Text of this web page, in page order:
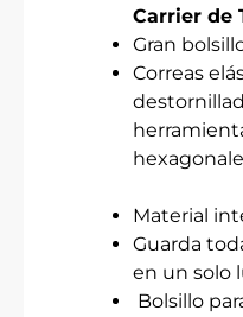
Carrier de
Gran
Correas
Material
Guarda
en un solo
Bolsillo